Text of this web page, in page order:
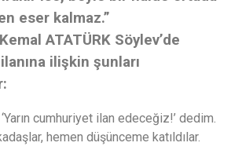
eser kalmaz.”
ATATÜRK Söylev’de
ilişkin şunları
cumhuriyet ilan edeceğiz!’ dedim.
hemen düşünceme katıldılar.